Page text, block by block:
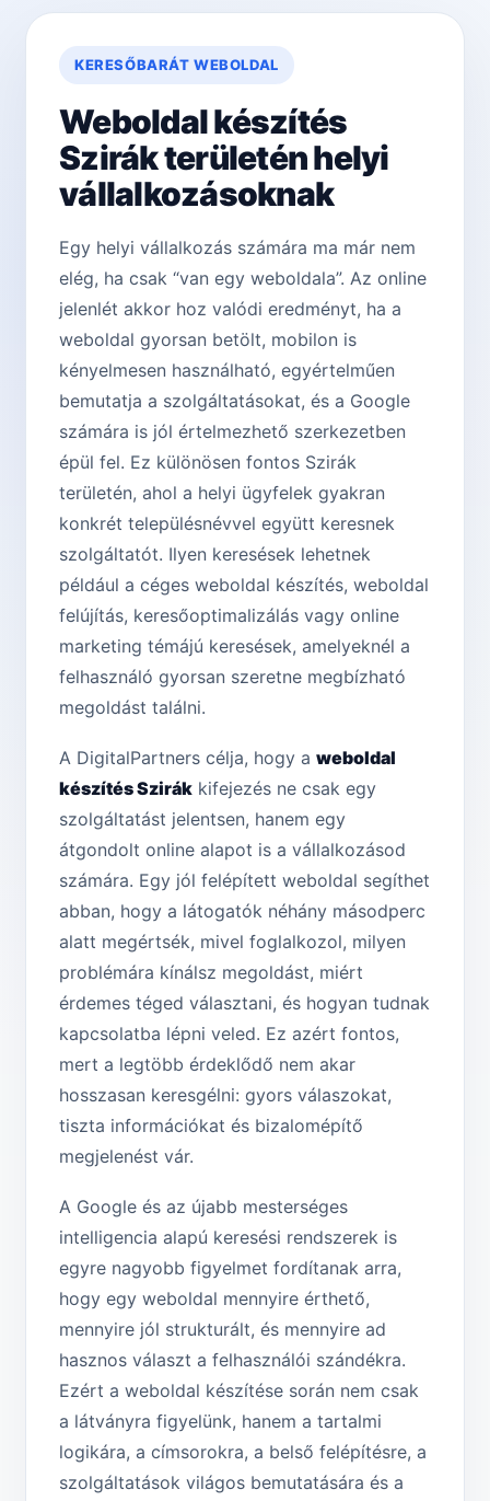
KERESŐBARÁT WEBOLDAL
Weboldal készítés
Szirák területén helyi
vállalkozásoknak
Egy helyi vállalkozás számára ma már nem
elég, ha csak “van egy weboldala”. Az online
jelenlét akkor hoz valódi eredményt, ha a
weboldal gyorsan betölt, mobilon is
kényelmesen használható, egyértelműen
bemutatja a szolgáltatásokat, és a Google
számára is jól értelmezhető szerkezetben
épül fel. Ez különösen fontos Szirák
területén, ahol a helyi ügyfelek gyakran
konkrét településnévvel együtt keresnek
szolgáltatót. Ilyen keresések lehetnek
például a céges weboldal készítés, weboldal
felújítás, keresőoptimalizálás vagy online
marketing témájú keresések, amelyeknél a
felhasználó gyorsan szeretne megbízható
megoldást találni.
A DigitalPartners célja, hogy a weboldal
készítés Szirák kifejezés ne csak egy
szolgáltatást jelentsen, hanem egy
átgondolt online alapot is a vállalkozásod
számára. Egy jól felépített weboldal segíthet
abban, hogy a látogatók néhány másodperc
alatt megértsék, mivel foglalkozol, milyen
problémára kínálsz megoldást, miért
érdemes téged választani, és hogyan tudnak
kapcsolatba lépni veled. Ez azért fontos,
mert a legtöbb érdeklődő nem akar
hosszasan keresgélni: gyors válaszokat,
tiszta információkat és bizalomépítő
megjelenést vár.
A Google és az újabb mesterséges
intelligencia alapú keresési rendszerek is
egyre nagyobb figyelmet fordítanak arra,
hogy egy weboldal mennyire érthető,
mennyire jól strukturált, és mennyire ad
hasznos választ a felhasználói szándékra.
Ezért a weboldal készítése során nem csak
a látványra figyelünk, hanem a tartalmi
logikára, a címsorokra, a belső felépítésre, a
szolgáltatások világos bemutatására és a